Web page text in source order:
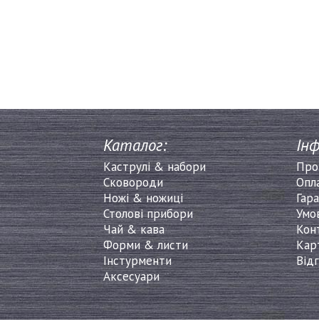
Каталог:
Каструлі & набори
Сковороди
Ножі & ножиці
Столові прибори
Чай & кава
Форми & листи
Інстурменти
Аксесуари